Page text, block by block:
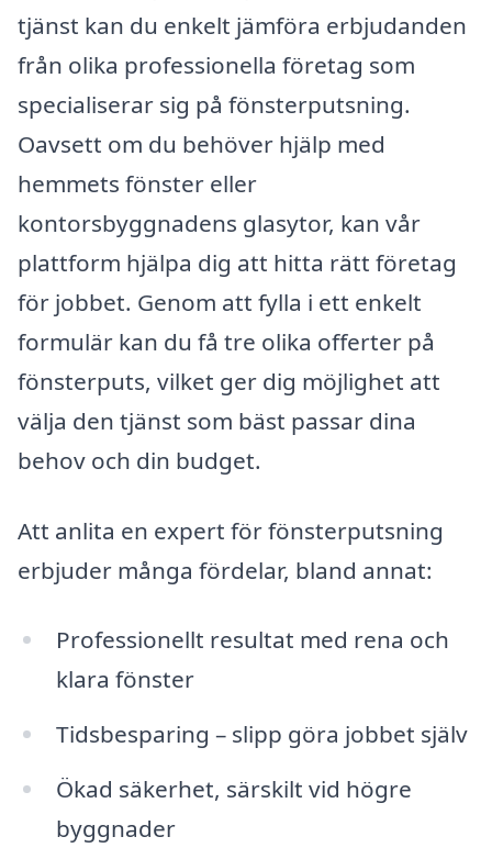
tjänst kan du enkelt jämföra erbjudanden
från olika professionella företag som
specialiserar sig på fönsterputsning.
Oavsett om du behöver hjälp med
hemmets fönster eller
kontorsbyggnadens glasytor, kan vår
plattform hjälpa dig att hitta rätt företag
för jobbet. Genom att fylla i ett enkelt
formulär kan du få tre olika offerter på
fönsterputs, vilket ger dig möjlighet att
välja den tjänst som bäst passar dina
behov och din budget.
Att anlita en expert för fönsterputsning
erbjuder många fördelar, bland annat:
Professionellt resultat med rena och
klara fönster
Tidsbesparing – slipp göra jobbet själv
Ökad säkerhet, särskilt vid högre
byggnader